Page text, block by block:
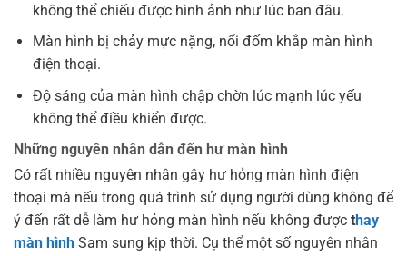
không thể chiếu được hình ảnh như lúc ban đâu.
Màn hình bị chảy mực nặng, nổi đốm khắp màn hình
điện thoại.
Độ sáng của màn hình chập chờn lúc mạnh lúc yếu
không thể điều khiển được.
Những nguyên nhân dẫn đến hư màn hình
Có rất nhiều nguyên nhân gây hư hỏng màn hình điện
thoại mà nếu trong quá trình sử dụng người dùng không để
ý đến rất dễ làm hư hỏng màn hình nếu không được thay
màn hình Sam sung kịp thời. Cụ thể một số nguyên nhân